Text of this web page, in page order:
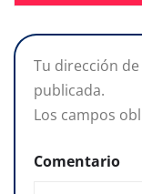
Tu dirección
publicada.
Los campos
Comentario